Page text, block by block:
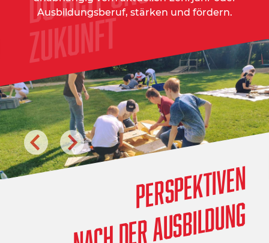
Ausbildungsberuf, stärken und fördern.
Perspektiven
nach der Ausbildung